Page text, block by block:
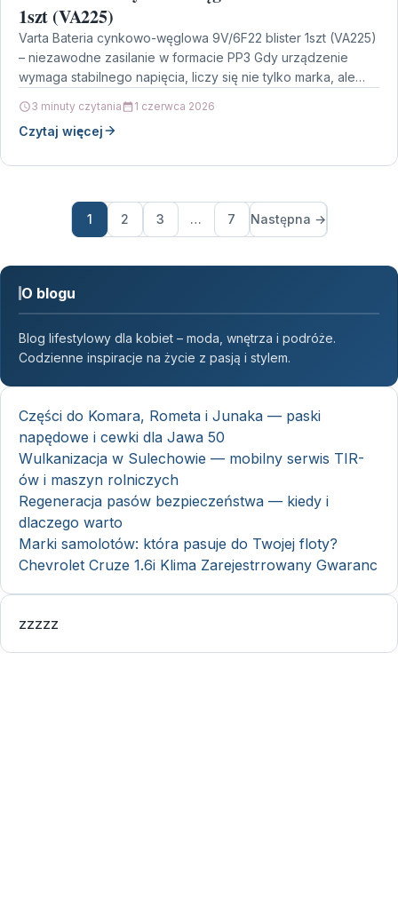
1szt (VA225)
Varta Bateria cynkowo-węglowa 9V/6F22 blister 1szt (VA225)
– niezawodne zasilanie w formacie PP3 Gdy urządzenie
wymaga stabilnego napięcia, liczy się nie tylko marka, ale…
3 minuty czytania 1 czerwca 2026
Czytaj więcej
1 2 3 … 7 Następna →
O blogu
Blog lifestylowy dla kobiet – moda, wnętrza i podróże.
Codzienne inspiracje na życie z pasją i stylem.
Części do Komara, Rometa i Junaka — paski
napędowe i cewki dla Jawa 50
Wulkanizacja w Sulechowie — mobilny serwis TIR-
ów i maszyn rolniczych
Regeneracja pasów bezpieczeństwa — kiedy i
dlaczego warto
Marki samolotów: która pasuje do Twojej floty?
Chevrolet Cruze 1.6i Klima Zarejestrrowany Gwaranc
zzzzz